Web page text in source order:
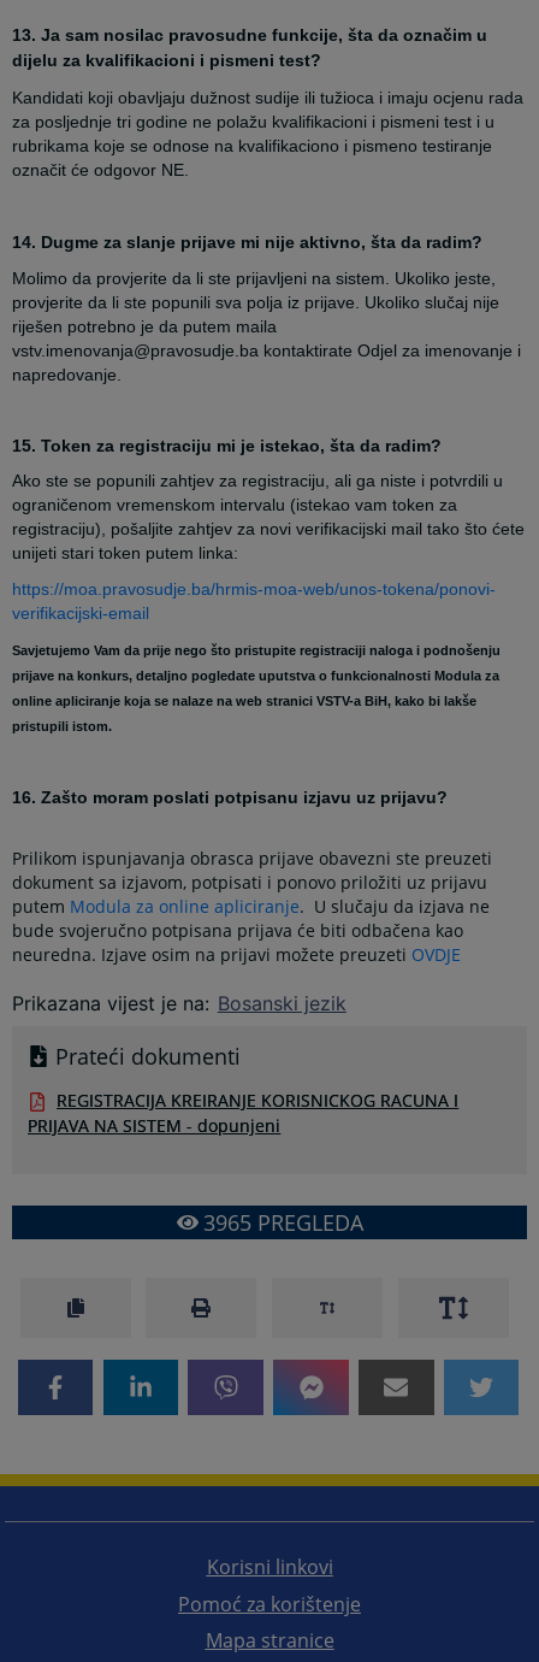
13. Ja sam nosilac pravosudne funkcije, šta da označim u
dijelu za kvalifikacioni i pismeni test?
Kandidati koji obavljaju dužnost sudije ili tužioca i imaju ocjenu rada
za posljednje tri godine ne polažu kvalifikacioni i pismeni test i u
rubrikama koje se odnose na kvalifikaciono i pismeno testiranje
označit će odgovor NE.
14. Dugme za slanje prijave mi nije aktivno, šta da radim?
Molimo da provjerite da li ste prijavljeni na sistem. Ukoliko jeste,
provjerite da li ste popunili sva polja iz prijave. Ukoliko slučaj nije
riješen potrebno je da putem maila
vstv.imenovanja@pravosudje.ba kontaktirate Odjel za imenovanje i
napredovanje.
15. Token za registraciju mi je istekao, šta da radim?
Ako ste se popunili zahtjev za registraciju, ali ga niste i potvrdili u
ograničenom vremenskom intervalu (istekao vam token za
registraciju), pošaljite zahtjev za novi verifikacijski mail tako što ćete
unijeti stari token putem linka:
https://moa.pravosudje.ba/hrmis-moa-web/unos-tokena/ponovi-
verifikacijski-email
Savjetujemo Vam da prije nego što pristupite registraciji naloga i podnošenju
prijave na konkurs, detaljno pogledate uputstva o funkcionalnosti Modula za
online apliciranje koja se nalaze na web stranici VSTV-a BiH, kako bi lakše
pristupili istom.
16. Zašto moram poslati potpisanu izjavu uz prijavu?
Prilikom ispunjavanja obrasca prijave obavezni ste preuzeti
dokument sa izjavom, potpisati i ponovo priložiti uz prijavu
putem Modula za online apliciranje. U slučaju da izjava ne
bude svojeručno potpisana prijava će biti odbačena kao
neuredna. Izjave osim na prijavi možete preuzeti OVDJE
Prikazana vijest je na: Bosanski jezik
Prateći dokumenti
REGISTRACIJA KREIRANJE KORISNICKOG RACUNA I
PRIJAVA NA SISTEM - dopunjeni
3965PREGLEDA
Korisni linkovi
Pomoć za korištenje
Mapa stranice